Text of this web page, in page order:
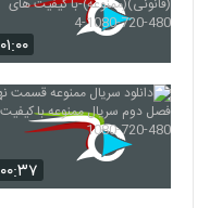
۰۱:۰۰
۰۰:۳۷